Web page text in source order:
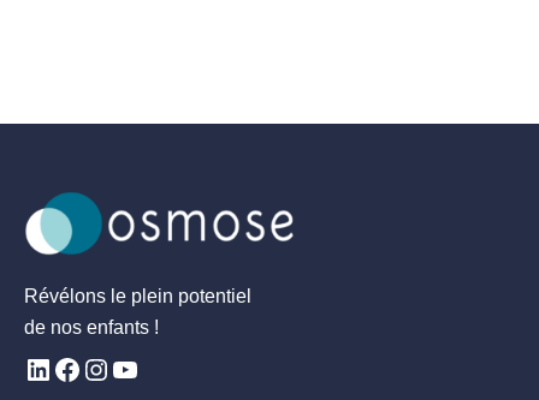
Révélons le plein potentiel
de nos enfants !